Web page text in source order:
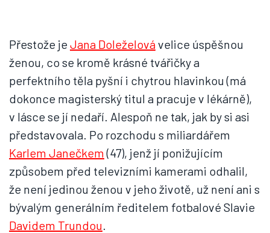
Přestože jeJana Doleželovávelice úspěšnou
ženou, co se kromě krásné tvářičky a
perfektního těla pyšní i chytrou hlavinkou (má
dokonce magisterský titul a pracuje v lékárně),
v lásce se jí nedaří. Alespoň ne tak, jak by si asi
představovala. Po rozchodu s miliardářem
Karlem Janečkem(47), jenž jí ponižujícím
způsobem před televizními kamerami odhalil,
že není jedinou ženou v jeho životě, už není ani s
bývalým generálním ředitelem fotbalové Slavie
Davidem Trundou.